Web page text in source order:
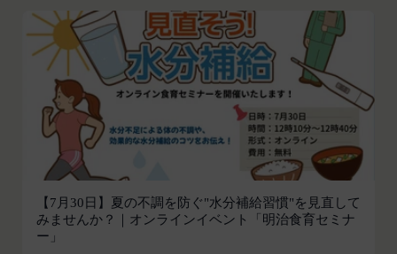
【7月30日】夏の不調を防ぐ"水分補給習慣"を見直して
みませんか？｜オンラインイベント「明治食育セミナ
ー」
かりした情報を取り扱い、正確性および機密性の保
持に努めます。
本文中の用語の定義は、個人情報保護法および関連
法令によります。
当社が取得する情報および取得方法
お客様から直接取得する情報
当社は、お客様が当社のサービスの登録手続を行う
場合、以下の情報（以下「お客様情報」といいま
す。）をご提供いただく場合があります。
氏名、生年月日、性別、職業等プロフィールに関す
る情報
メールアドレス、電話番号、住所等連絡先に関する
本サービスをご利用される方は、ご登録される前に
本規約を必ずお読みになり、本規約に同意いただく
必要があります。
第1条（定義）
本規約において、次の各号に掲げる用語の意義は、
当該各号に定めるところによるものとします。
「本サービス」
当社が提供するESGポータルサイト及び連携により
利用できるすべてのサービスをいいます。
「契約者」
本利用規約に基づく利用契約を当社と締結している
ギフト券を適用する方法:
メールに記載されたギフト券番号をご用意くださ
い。
ギフト券を適用するに移動します。
ギフト券番号を入力し、 ここに適用
Amazonギフト券の利用方法に関しましては、Amazon の
カスタマーサポート(0120-999-373 / 24時間対応) までお
問い合わせください。Amazonギフト券細則については、
こちら
をご確認ください。
閉じる